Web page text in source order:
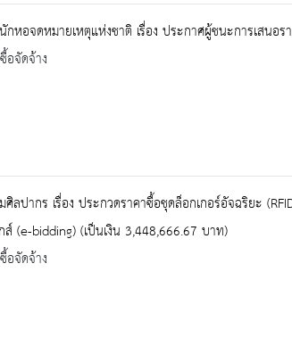
หอจดหมายเหตุแห่งชาติ เรื่อง ประกาศผู้ชนะการเสนอ
อจัดจ้าง
ลปากร เรื่อง ประกวดราคาซื้อชุดล็อกเกอร์อัจฉริยะ
(e-bidding) (เป็นเงิน 3,448,666.67 บาท)
อจัดจ้าง